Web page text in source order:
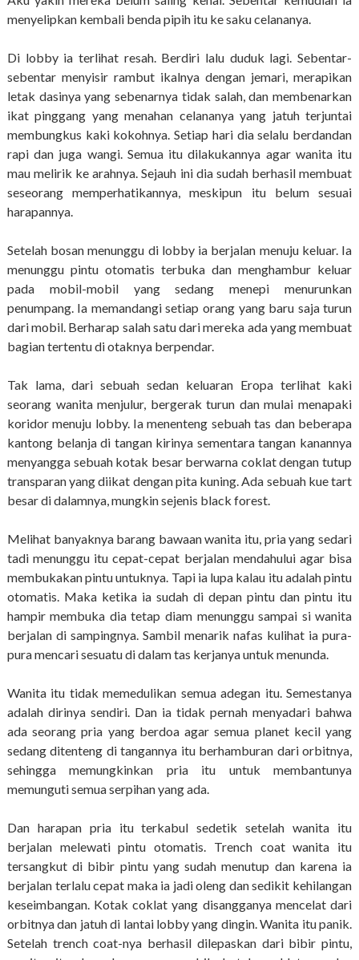
menyelipkan kembali benda pipih itu ke saku celananya.
Di lobby ia terlihat resah. Berdiri lalu duduk lagi. Sebentar-
sebentar menyisir rambut ikalnya dengan jemari, merapikan
letak dasinya yang sebenarnya tidak salah, dan membenarkan
ikat pinggang yang menahan celananya yang jatuh terjuntai
membungkus kaki kokohnya. Setiap hari dia selalu berdandan
rapi dan juga wangi. Semua itu dilakukannya agar wanita itu
mau melirik ke arahnya. Sejauh ini dia sudah berhasil membuat
seseorang memperhatikannya, meskipun itu belum sesuai
harapannya.
Setelah bosan menunggu di lobby ia berjalan menuju keluar. Ia
menunggu pintu otomatis terbuka dan menghambur keluar
pada mobil-mobil yang sedang menepi menurunkan
penumpang. Ia memandangi setiap orang yang baru saja turun
dari mobil. Berharap salah satu dari mereka ada yang membuat
bagian tertentu di otaknya berpendar.
Tak lama, dari sebuah sedan keluaran Eropa terlihat kaki
seorang wanita menjulur, bergerak turun dan mulai menapaki
koridor menuju lobby. Ia menenteng sebuah tas dan beberapa
kantong belanja di tangan kirinya sementara tangan kanannya
menyangga sebuah kotak besar berwarna coklat dengan tutup
transparan yang diikat dengan pita kuning. Ada sebuah kue tart
besar di dalamnya, mungkin sejenis black forest.
Melihat banyaknya barang bawaan wanita itu, pria yang sedari
tadi menunggu itu cepat-cepat berjalan mendahului agar bisa
membukakan pintu untuknya. Tapi ia lupa kalau itu adalah pintu
otomatis. Maka ketika ia sudah di depan pintu dan pintu itu
hampir membuka dia tetap diam menunggu sampai si wanita
berjalan di sampingnya. Sambil menarik nafas kulihat ia pura-
pura mencari sesuatu di dalam tas kerjanya untuk menunda.
Wanita itu tidak memedulikan semua adegan itu. Semestanya
adalah dirinya sendiri. Dan ia tidak pernah menyadari bahwa
ada seorang pria yang berdoa agar semua planet kecil yang
sedang ditenteng di tangannya itu berhamburan dari orbitnya,
sehingga memungkinkan pria itu untuk membantunya
memunguti semua serpihan yang ada.
Dan harapan pria itu terkabul sedetik setelah wanita itu
berjalan melewati pintu otomatis. Trench coat wanita itu
tersangkut di bibir pintu yang sudah menutup dan karena ia
berjalan terlalu cepat maka ia jadi oleng dan sedikit kehilangan
keseimbangan. Kotak coklat yang disangganya mencelat dari
orbitnya dan jatuh di lantai lobby yang dingin. Wanita itu panik.
Setelah trench coat-nya berhasil dilepaskan dari bibir pintu,